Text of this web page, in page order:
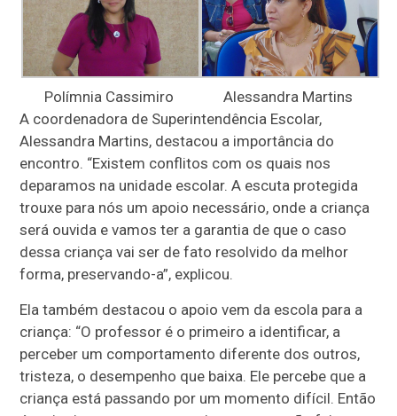
Polímnia Cassimiro
Alessandra Martins
A coordenadora de Superintendência Escolar,
Alessandra Martins, destacou a importância do
encontro. “Existem conflitos com os quais nos
deparamos na unidade escolar. A escuta protegida
trouxe para nós um apoio necessário, onde a criança
será ouvida e vamos ter a garantia de que o caso
dessa criança vai ser de fato resolvido da melhor
forma, preservando-a”, explicou.
Ela também destacou o apoio vem da escola para a
criança: “O professor é o primeiro a identificar, a
perceber um comportamento diferente dos outros,
tristeza, o desempenho que baixa. Ele percebe que a
criança está passando por um momento difícil. Então